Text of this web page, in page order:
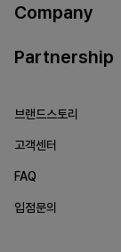
Company
Partnership
브랜드스토리
고객센터
FAQ
입점문의